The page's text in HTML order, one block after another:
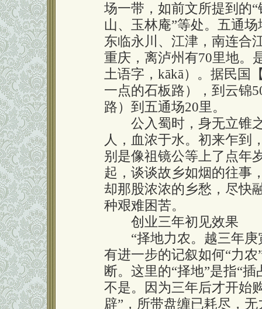
场一带，如前文所提到的
山、玉林庵”等处。五通
东临永川、江津，南连合
重庆，离泸州有70里地。
土语字，kākā）。据民国
一点的石板路），到云锦
路）到五通场20里。
公入蜀时，身无立锥之
人，血浓于水。初来乍到
别是像祖镜公等上了点年
起，谈谈故乡如烟的往事
却那股浓浓的乡愁，尽快
种艰难困苦。
创业三年初见效果
“择地力农。越三年庚
有进一步的记叙如何“力
断。这里的“择地”是指“
不是。因为三年后才开始
辟”，所带盘缠已耗尽，